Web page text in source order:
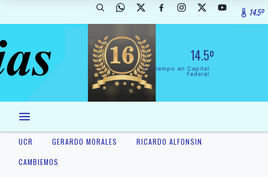
14.5º
14.5º
El Tiempo en Capital
Federal
UCR GERARDO MORALES
RICARDO ALFONSIN
CAMBIEMOS